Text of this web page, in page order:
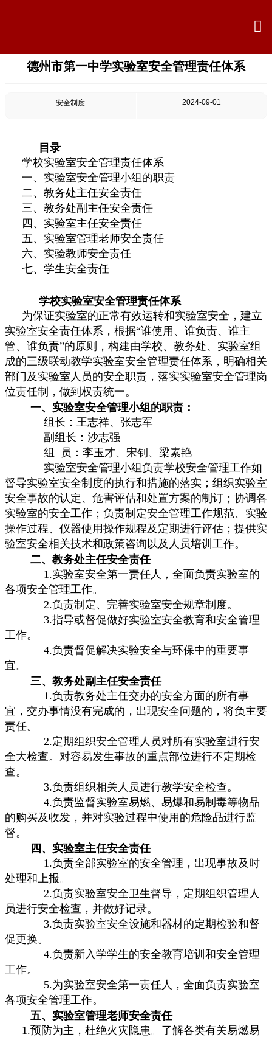

德州市第一中学实验室安全管理责任体系
安全制度 2024-09-01
目录
学校实验室安全管理责任体系
一、实验室安全管理小组的职责
二、教务处主任安全责任
三、教务处副主任安全责任
四、实验室主任安全责任
五、实验室管理老师安全责任
六、实验教师安全责任
七、学生安全责任
学校实验室安全管理责任体系
为保证实验室的正常有效运转和实验室安全，建立
实验室安全责任体系，根据“谁使用、谁负责、谁主
管、谁负责”的原则，构建由学校、教务处、实验室组
成的三级联动教学实验室安全管理责任体系，明确相关
部门及实验室人员的安全职责，落实实验室安全管理岗
位责任制，做到权责统一。
一、实验室安全管理小组的职责：
组长：王志祥、张志军
副组长：沙志强
组 员：李玉才、宋钊、梁素艳
实验室安全管理小组负责学校安全管理工作如
督导实验室安全制度的执行和措施的落实；组织实验室
安全事故的认定、危害评估和处置方案的制订；协调各
实验室的安全工作；负责制定安全管理工作规范、实验
操作过程、仪器使用操作规程及定期进行评估；提供实
验室安全相关技术和政策咨询以及人员培训工作。
二、教务处主任安全责任
1.实验室安全第一责任人，全面负责实验室的
各项安全管理工作。
2.负责制定、完善实验室安全规章制度。
3.指导或督促做好实验室安全教育和安全管理
工作。
4.负责督促解决实验安全与环保中的重要事
宜。
三、教务处副主任安全责任
1.负责教务处主任交办的安全方面的所有事
宜，交办事情没有完成的，出现安全问题的，将负主要
责任。
2.定期组织安全管理人员对所有实验室进行安
全大检查。对容易发生事故的重点部位进行不定期检
查。
3.负责组织相关人员进行教学安全检查。
4.负责监督实验室易燃、易爆和易制毒等物品
的购买及收发，并对实验过程中使用的危险品进行监
督。
四、实验室主任安全责任
1.负责全部实验室的安全管理，出现事故及时
处理和上报。
2.负责实验室安全卫生督导，定期组织管理人
员进行安全检查，并做好记录。
3.负责实验室安全设施和器材的定期检验和督
促更换。
4.负责新入学学生的安全教育培训和安全管理
工作。
5.为实验室安全第一责任人，全面负责实验室
各项安全管理工作。
五、实验室管理老师安全责任
1.预防为主，杜绝火灾隐患。了解各类有关易燃易
首页
学校概况
教学教研
最新公告
校园新闻
科学技术实验校